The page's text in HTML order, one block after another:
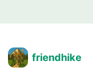
friendhike